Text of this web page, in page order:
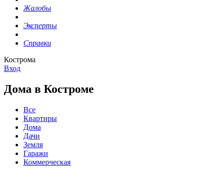
Жалобы
Эксперты
Справки
Кострома
Вход
Дома в Костроме
Все
Квартиры
Дома
Дачи
Земля
Гаражи
Коммерческая